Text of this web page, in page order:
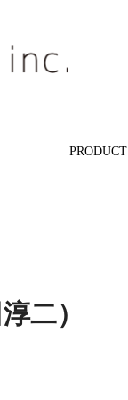
PRODUCT
二）